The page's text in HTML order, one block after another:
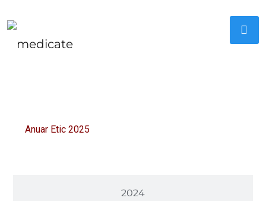
2024
Anuar Etic 2025